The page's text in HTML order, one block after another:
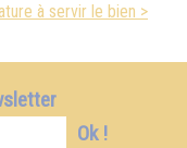
à servir le bien >
Ok !